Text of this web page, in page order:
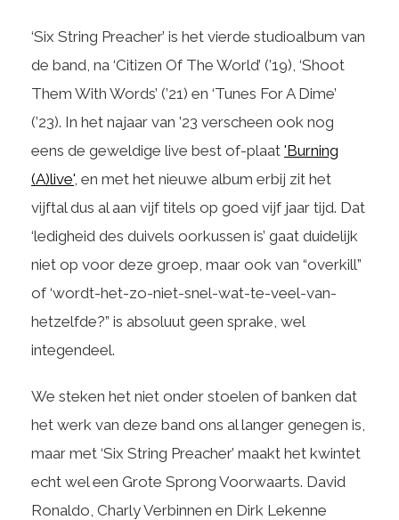
‘Six String Preacher’ is het vierde studioalbum van
de band, na ‘Citizen Of The World’ (’19), ‘Shoot
Them With Words’ (’21) en ‘Tunes For A Dime’
(’23). In het najaar van ’23 verscheen ook nog
eens de geweldige live best of-plaat 'Burning
(A)live', en met het nieuwe album erbij zit het
vijftal dus al aan vijf titels op goed vijf jaar tijd. Dat
‘ledigheid des duivels oorkussen is’ gaat duidelijk
niet op voor deze groep, maar ook van “overkill”
of ‘wordt-het-zo-niet-snel-wat-te-veel-van-
hetzelfde?” is absoluut geen sprake, wel
integendeel.
We steken het niet onder stoelen of banken dat
het werk van deze band ons al langer genegen is,
maar met ‘Six String Preacher’ maakt het kwintet
echt wel een Grote Sprong Voorwaarts. David
Ronaldo, Charly Verbinnen en Dirk Lekenne